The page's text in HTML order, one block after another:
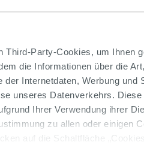
Party-Cookies, um Ihnen
die Informationen über die
Internetdaten, Werbung und
unseres Datenverkehrs.
Ihrer Verwendung ihrer
zu allen oder einigen
auf die Schaltfläche